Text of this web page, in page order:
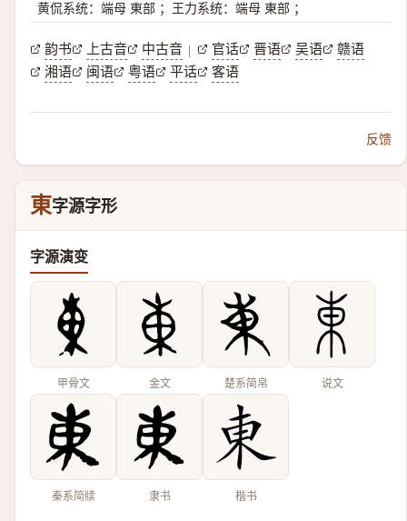
黄侃系统：端母 東部 ；王力系统：端母 東部 ；
韵书 上古音 中古音 | 官话 晋语 吴语
赣语
湘语
闽语 粤语 平话 客语
反馈
東字源字形
字源演变
甲骨文 金文 楚系简帛 说文
秦系简牍 隶书 楷书